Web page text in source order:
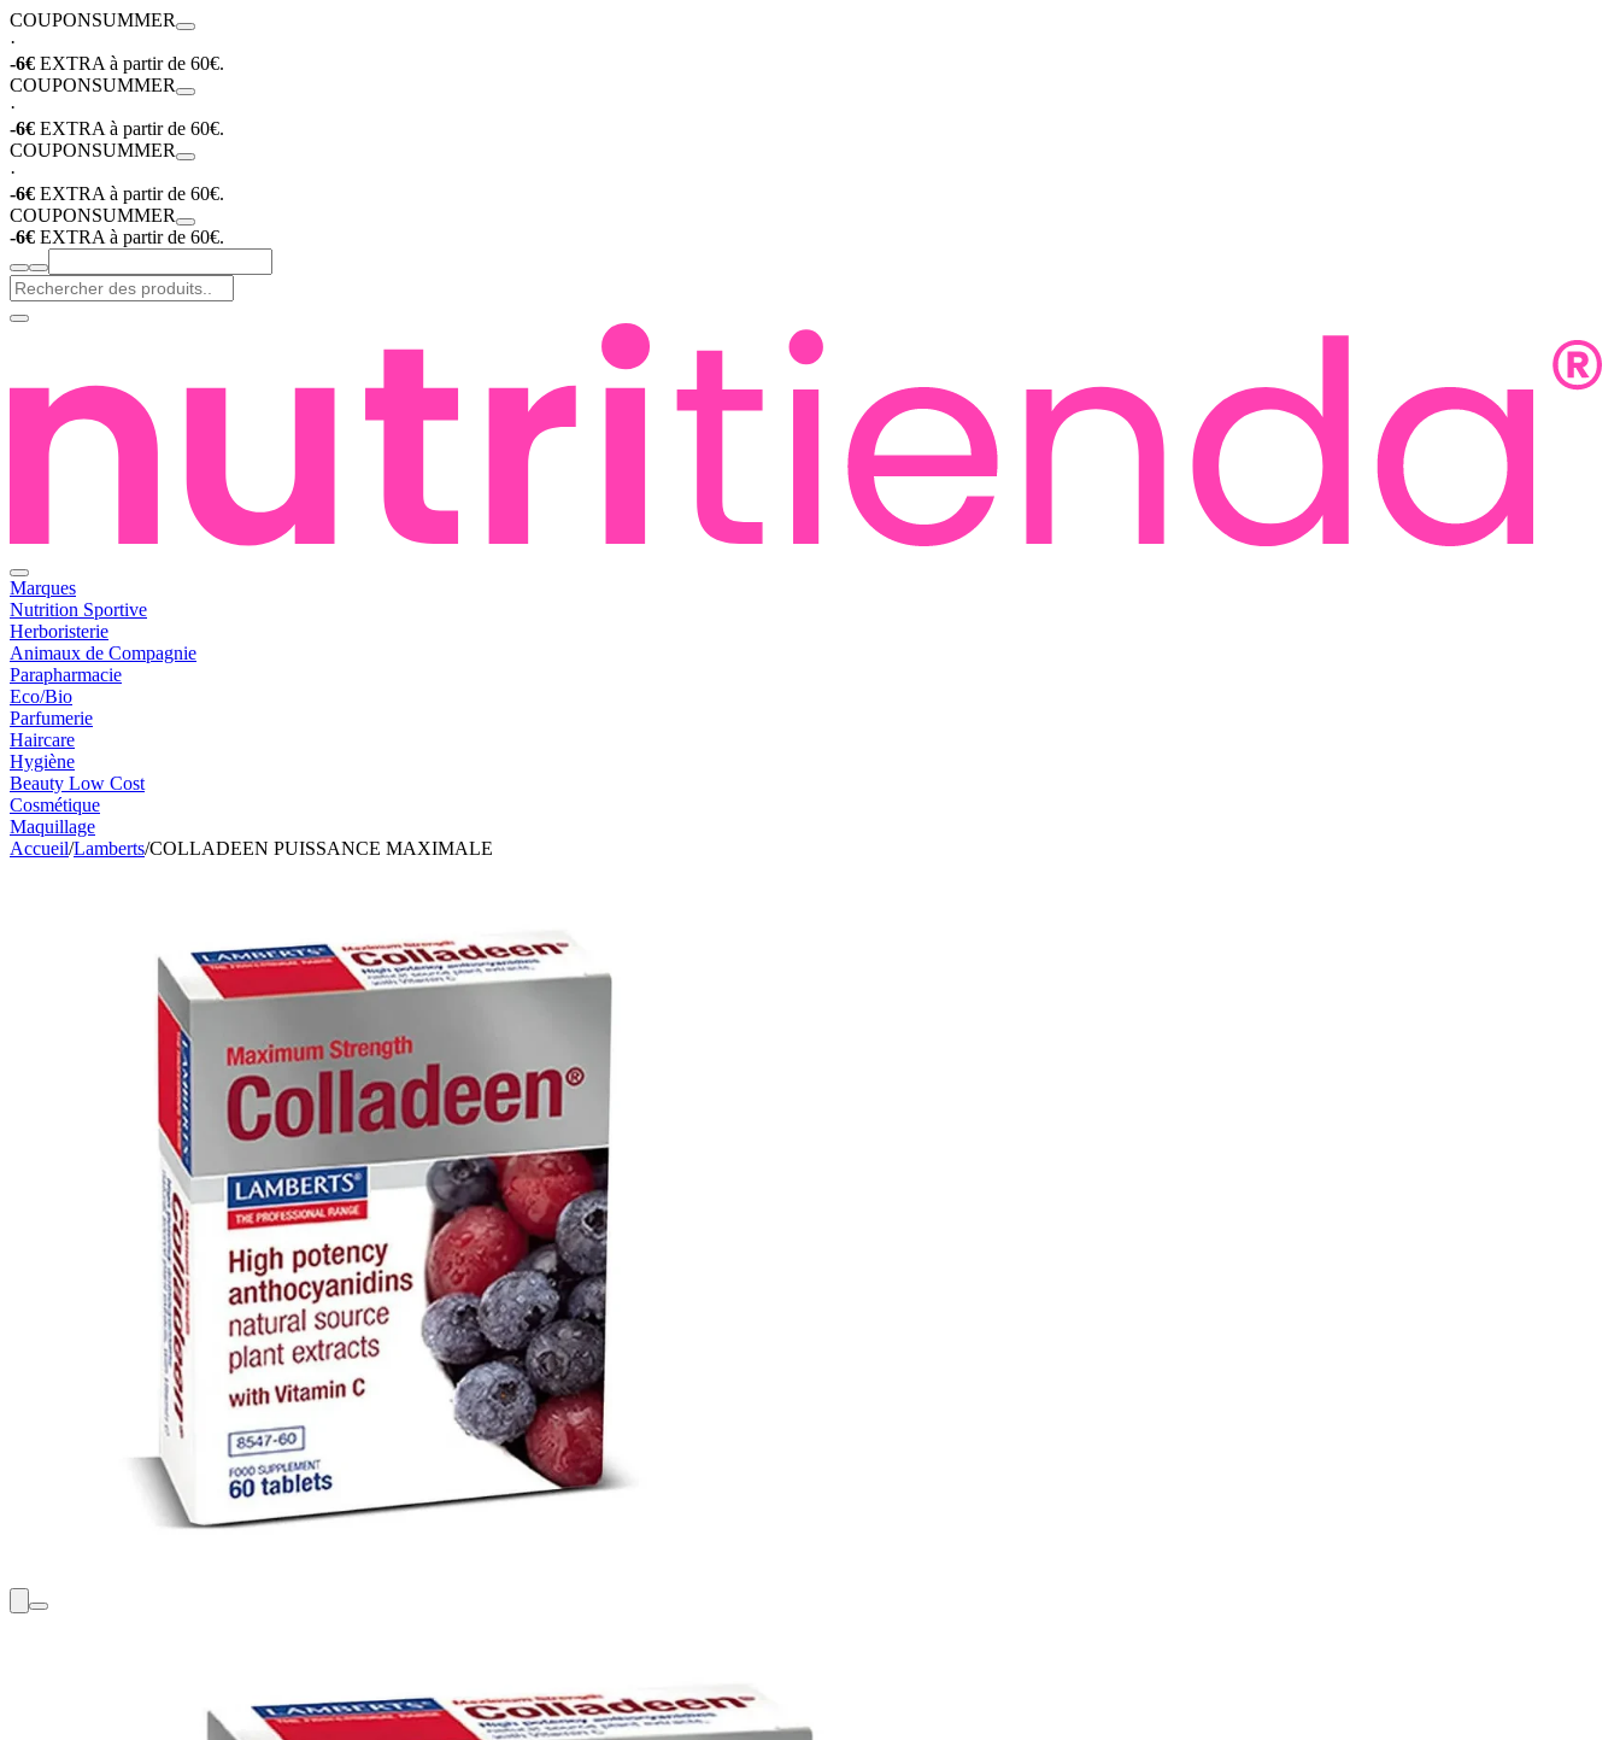
COUPONSUMMER
·
-6€ EXTRA à partir de 60€.
COUPONSUMMER
·
-6€ EXTRA à partir de 60€.
COUPONSUMMER
·
-6€ EXTRA à partir de 60€.
COUPONSUMMER
-6€ EXTRA à partir de 60€.
Marques
Nutrition Sportive
Herboristerie
Animaux de Compagnie
Parapharmacie
Eco/Bio
Parfumerie
Haircare
Hygiène
Beauty Low Cost
Cosmétique
Maquillage
Accueil/Lamberts/COLLADEEN PUISSANCE MAXIMALE